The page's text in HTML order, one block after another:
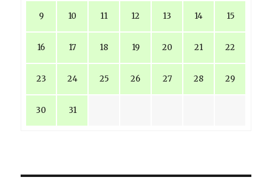
9 10 11 12 13 14 15
16 17 18 19 20 21 22
23 24 25 26 27 28 29
30 31